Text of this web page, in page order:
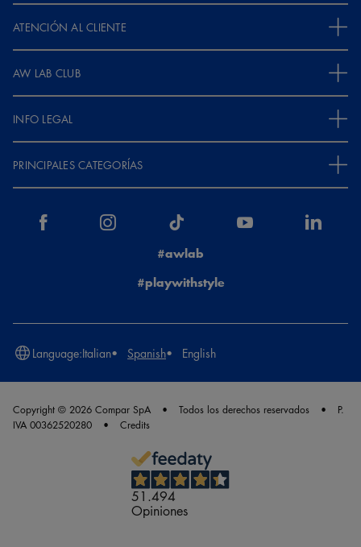
ATENCIÓN AL CLIENTE
AW LAB CLUB
INFO LEGAL
PRINCIPALES CATEGORÍAS
#awlab
#playwithstyle
Language:Italian Spanish English
Copyright © 2026 Compar SpA Todos los derechos reservados
P.
IVA 00362520280
Credits
51.494
Opiniones